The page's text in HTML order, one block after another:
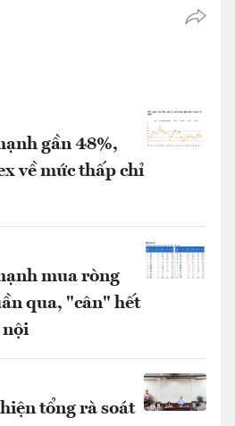
gần 48%,
về mức thấp chỉ
mua ròng
qua, "cân" hết
nội
tổng rà soát